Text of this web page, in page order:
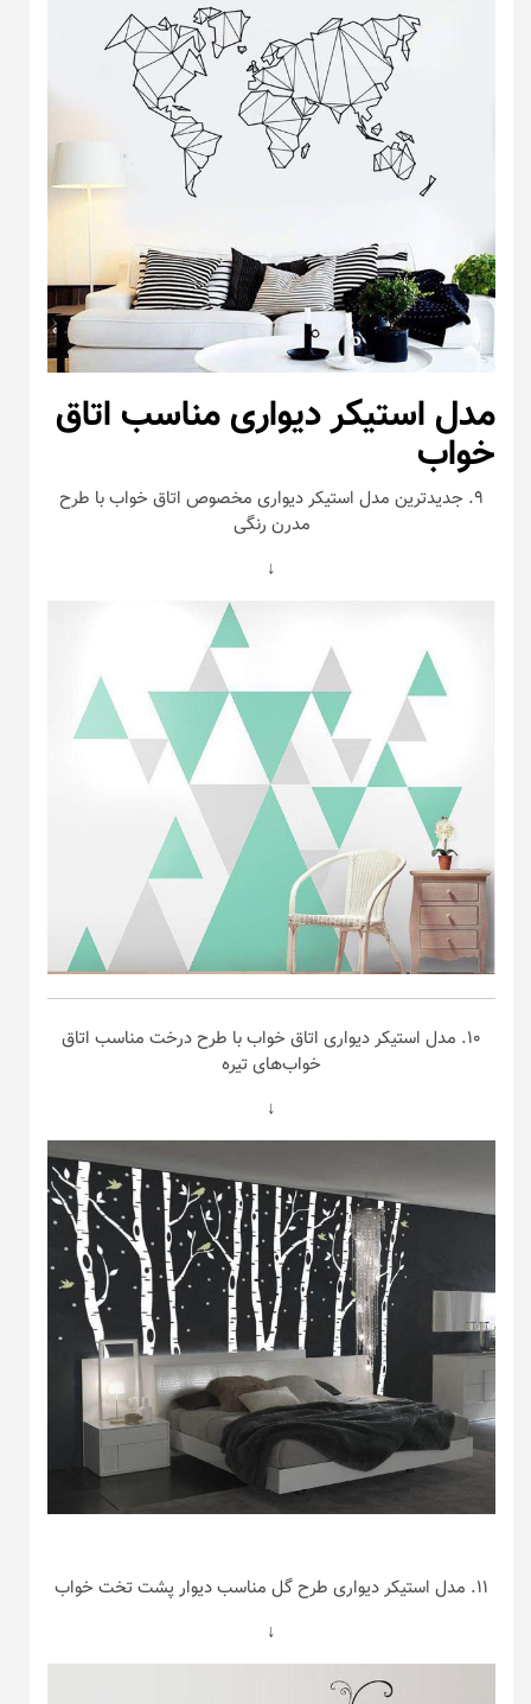
مدل استیکر دیواری مناسب اتاق
خواب
۹. جدیدترین مدل استیکر دیواری مخصوص اتاق خواب با طرح
مدرن رنگی
↓
۱۰. مدل استیکر دیواری اتاق خواب با طرح درخت مناسب اتاق
خواب‌های تیره
↓
۱۱. مدل استیکر دیواری طرح گل مناسب دیوار پشت تخت خواب
↓